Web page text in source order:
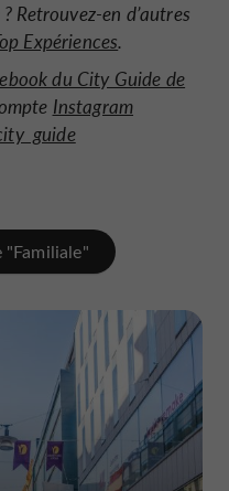
Retrouvez-en d’autres
Expériences.
du City Guide de
Instagram
"Familiale"